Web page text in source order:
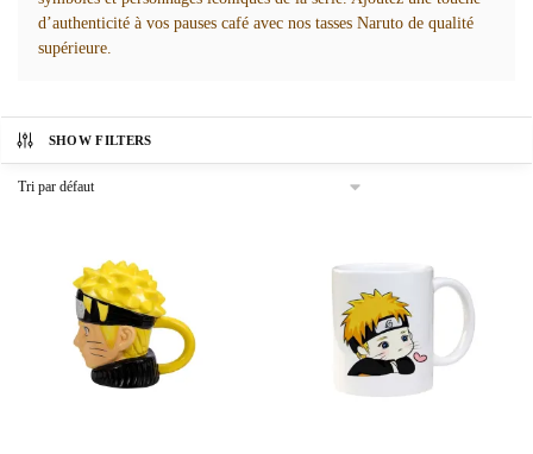
d’authenticité à vos pauses café avec nos tasses Naruto de qualité
supérieure.
SHOW FILTERS